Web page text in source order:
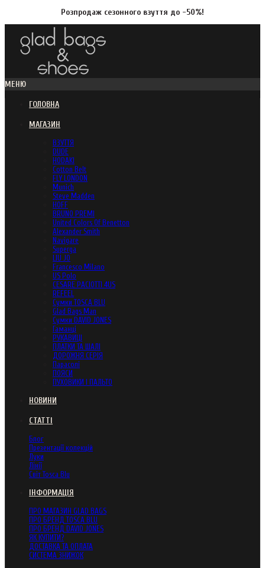
Розпродаж сезонного взуття до -50%!
МЕНЮ
ГОЛОВНА
МАГАЗИН
ВЗУТТЯ
DUDE
HODAKI
Cotton Belt
FLY LONDON
Munich
Steve Madden
HOFF
BRUNO PREMI
United Colors Of Benetton
Alexander Smith
Navigare
Superga
LIU JO
Francesco Milano
US Polo
CESARE PACIOTTI 4US
REFEEL
Сумки TOSCA BLU
Glad Bags Man
Сумки DAVID JONES
Гаманці
РУКАВИЦІ
ПЛАТКИ ТА ШАЛІ
ДОРОЖНЯ СЕРІЯ
Парасолі
ПОЯСИ
ПУХОВИКИ І ПАЛЬТО
НОВИНИ
СТАТТІ
Блог
Презентації колекцій
Луки
Лінії
Світ Tosca Blu
ІНФОРМАЦІЯ
ПРО МАГАЗИН GLAD BAGS
ПРО БРЕНД TOSCA BLU
ПРО БРЕНД DAVID JONES
ЯК КУПИТИ?
ДОСТАВКА ТА ОПЛАТА
СИСТЕМА ЗНИЖОК